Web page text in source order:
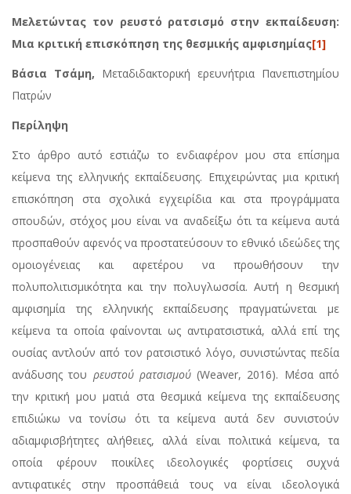
Μελετώντας τον ρευστό ρατσισμό στην εκπαίδευση:
Μια κριτική επισκόπηση της θεσμικής αμφισημίας[1]
Βάσια Τσάμη, Mεταδιδακτορική ερευνήτρια Πανεπιστημίου
Πατρών
Περίληψη
Στο άρθρο αυτό εστιάζω το ενδιαφέρον μου στα επίσημα
κείμενα της ελληνικής εκπαίδευσης. Επιχειρώντας μια κριτική
επισκόπηση στα σχολικά εγχειρίδια και στα προγράμματα
σπουδών, στόχος μου είναι να αναδείξω ότι τα κείμενα αυτά
προσπαθούν αφενός να προστατεύσουν το εθνικό ιδεώδες της
ομοιογένειας και αφετέρου να προωθήσουν την
πολυπολιτισμικότητα και την πολυγλωσσία. Αυτή η θεσμική
αμφισημία της ελληνικής εκπαίδευσης πραγματώνεται με
κείμενα τα οποία φαίνονται ως αντιρατσιστικά, αλλά επί της
ουσίας αντλούν από τον ρατσιστικό λόγο, συνιστώντας πεδία
ανάδυσης του ρευστού ρατσισμού(Weaver, 2016). Μέσα από
την κριτική μου ματιά στα θεσμικά κείμενα της εκπαίδευσης
επιδιώκω να τονίσω ότι τα κείμενα αυτά δεν συνιστούν
αδιαμφισβήτητες αλήθειες, αλλά είναι πολιτικά κείμενα, τα
οποία φέρουν ποικίλες ιδεολογικές φορτίσεις συχνά
αντιφατικές στην προσπάθειά τους να είναι ιδεολογικά